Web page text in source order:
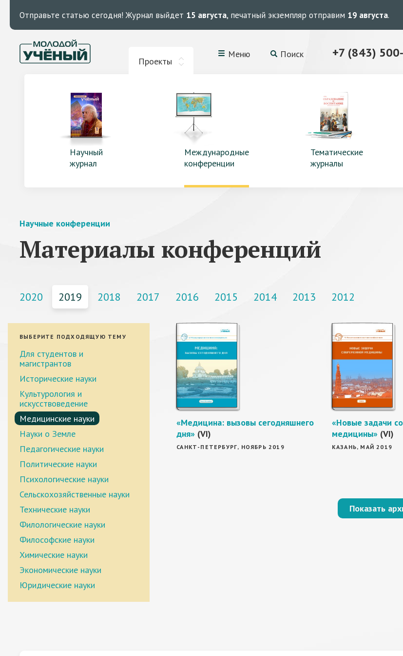
Отправьте статью сегодня! Журнал выйдет 15 августа, печатный экземпляр отправим 19 августа.
Проекты
Меню Поиск +7 (843)
Научный
журнал
Международные
конференции
Тематические
журналы
Научные конференции
Материалы конференций
2020 2019 2018 2017 2016 2015 2014 2013 2012
ВЫБЕРИТЕ ПОДХОДЯЩУЮ ТЕМУ
Для студентов и
магистрантов
Исторические науки
Культурология и
искусствоведение
Медицинские науки
Науки о Земле
Педагогические науки
Политические науки
Психологические науки
Сельскохозяйственные науки
Технические науки
Филологические науки
Философские науки
Химические науки
Экономические науки
Юридические науки
«Медицина: вызовы сегодняшнего
дня» (VI)
САНКТ-ПЕТЕРБУРГ, НОЯБРЬ 2019
«Новые задачи
медицины» (VI)
КАЗАНЬ, МАЙ 2019
Показать